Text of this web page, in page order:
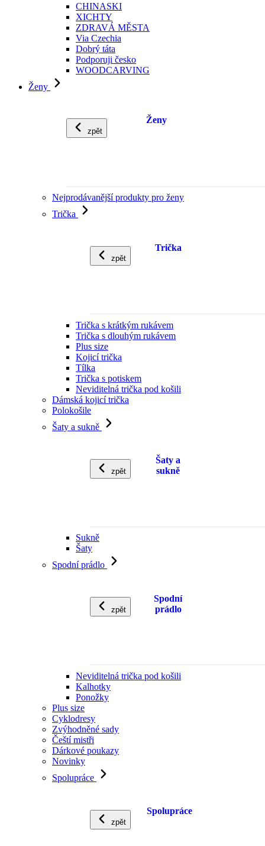
CHINASKI
XICHTY
ZDRAVÁ MĚSTA
Via Czechia
Dobrý táta
Podporuji česko
WOODCARVING
Ženy
zpět
Ženy
Nejprodávanější produkty pro ženy
Trička
zpět
Trička
Trička s krátkým rukávem
Trička s dlouhým rukávem
Plus size
Kojicí trička
Tílka
Trička s potiskem
Neviditelná trička pod košili
Dámská kojicí trička
Polokošile
Šaty a sukně
zpět
Šaty a
sukně
Sukně
Šaty
Spodní prádlo
zpět
Spodní
prádlo
Neviditelná trička pod košili
Kalhotky
Ponožky
Plus size
Cyklodresy
Zvýhodněné sady
Čeští mistři
Dárkové poukazy
Novinky
Spolupráce
zpět
Spolupráce